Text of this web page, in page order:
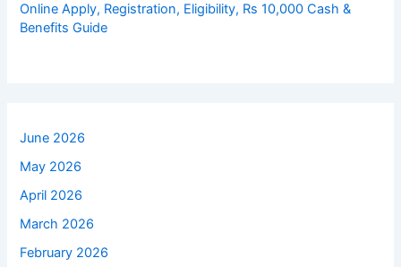
Online Apply, Registration, Eligibility, Rs 10,000 Cash &
Benefits Guide
June 2026
May 2026
April 2026
March 2026
February 2026